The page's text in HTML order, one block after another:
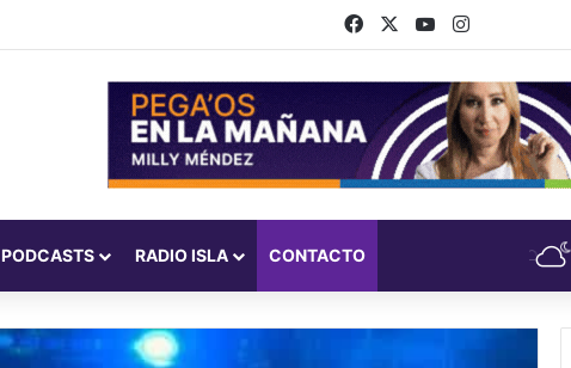
FacebookYouTubeInstagram
PODCASTS RADIO ISLA CONTACTO